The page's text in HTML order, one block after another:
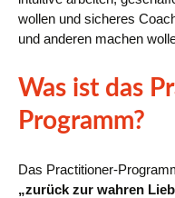
wollen und sicheres
und anderen machen
Was ist das
Programm?
Das Practitioner-
„zurück zur wahren